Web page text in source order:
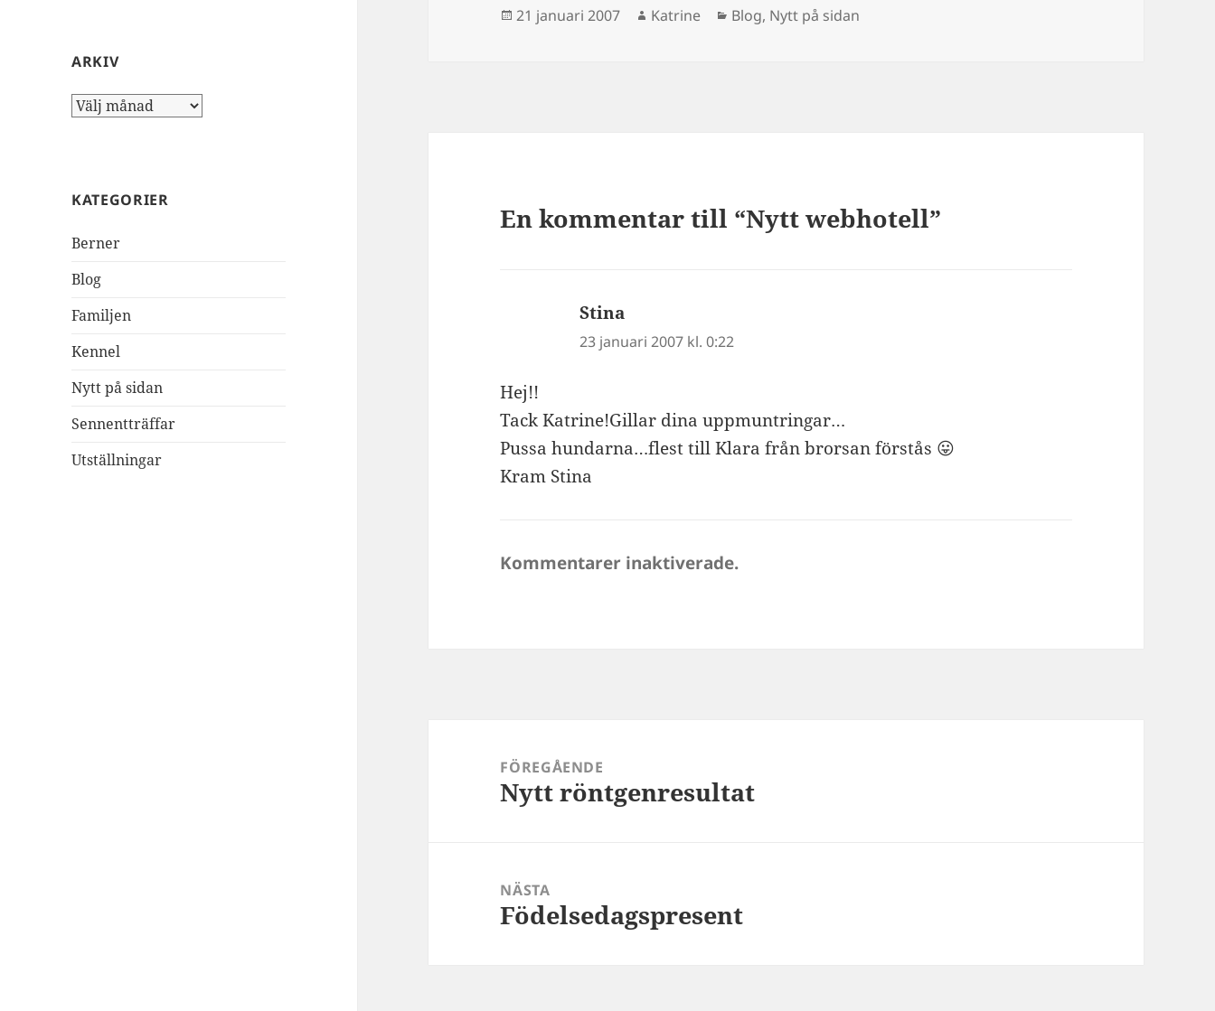
ARKIV
Arkiv
KATEGORIER
Berner
Blog
Familjen
Kennel
Nytt på sidan
Sennentträffar
Utställningar
Postat
21 januari 2007 Författare
Katrine Kategorier
Blog, Nytt på sidan
En kommentar till “Nytt webhotell”
Stina
23 januari 2007 kl. 0:22
Hej!!
Tack Katrine!Gillar dina uppmuntringar…
Pussa hundarna…flest till Klara från brorsan förstås 😛
Kram Stina
Kommentarer inaktiverade.
FÖREGÅENDE
Föregående
Nytt röntgenresultat
NÄSTA
Nästa
Födelsedagspresent